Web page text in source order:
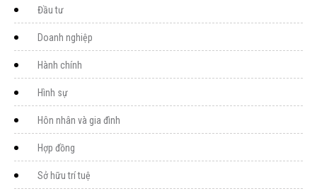
Đầu tư
Doanh nghiệp
Hành chính
Hình sự
Hôn nhân và gia đình
Hợp đồng
Sở hữu trí tuệ